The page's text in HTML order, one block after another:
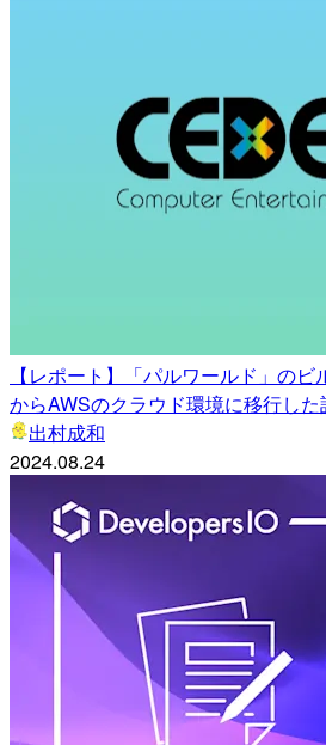
【レポート】「パルワールド」の
からAWSのクラウド環境に移行した
出村成和
2024.08.24